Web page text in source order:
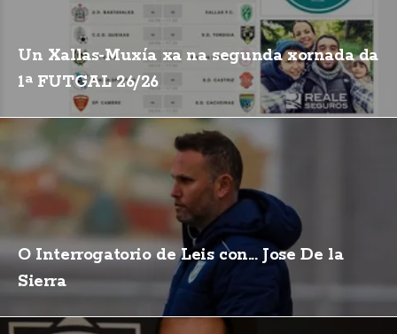
Un Xallas-Muxía xa na segunda xornada da
1ª FUTGAL 26/26
O Interrogatorio de Leis con... Jose De la
Sierra